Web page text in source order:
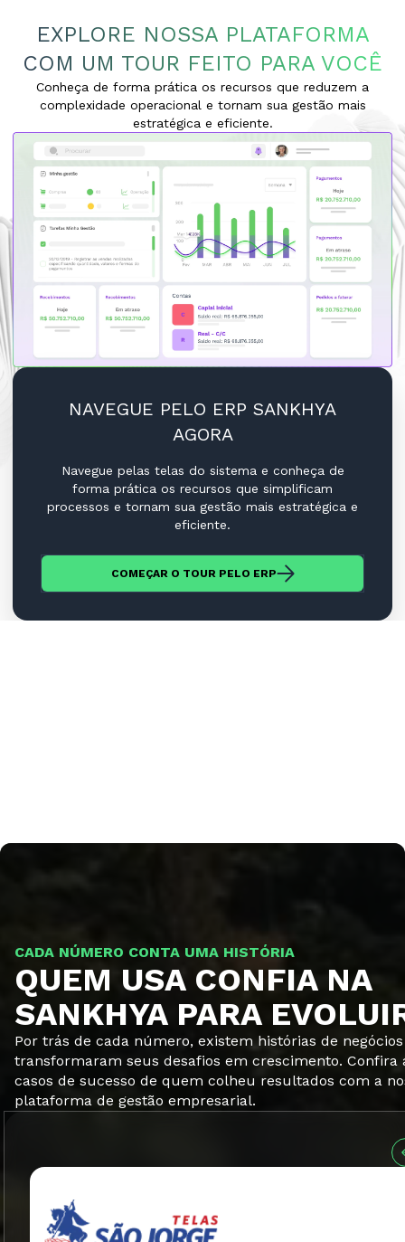
EXPLORE NOSSA PLATAFORMA
COM UM TOUR FEITO PARA VOCÊ
Conheça de forma prática os recursos que reduzem a
complexidade operacional e tornam sua gestão mais
estratégica e eficiente.
NAVEGUE PELO ERP SANKHYA
AGORA
Navegue pelas telas do sistema e conheça de
forma prática os recursos que simplificam
processos e tornam sua gestão mais estratégica e
eficiente.
COMEÇAR O TOUR PELO ERP
CADA NÚMERO CONTA UMA HISTÓRIA
QUEM USA CONFIA NA
SANKHYA PARA
Por trás de cada número, existem histórias de
transformaram seus desafios em crescimento. Confira
casos de sucesso de quem colheu resultados com a
plataforma de gestão empresarial.
Case de sucesso telas-sao-jorge-logo
CADA NÚMERO CONTA UMA HISTÓRIA
QUEM USA CONFIA NA
SANKHYA PARA
Por trás de cada número, existem histórias de
transformaram seus desafios em crescimento. Confira
casos de sucesso de quem colheu resultados com a
plataforma de gestão empresarial.
Case de sucesso para-cabos-case